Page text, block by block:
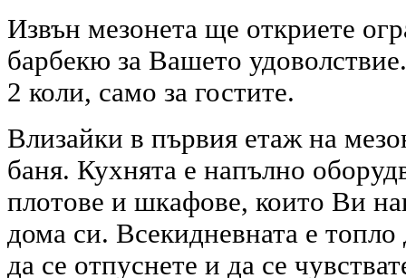
Извън мезонета ще откриете
барбекю за Вашето
2 коли, само за гостите.
Влизайки в първия етаж на
баня. Кухнята е напълно
плотове и шкафове, които Ви
дома си. Всекидневната е
да се отпуснете и да се